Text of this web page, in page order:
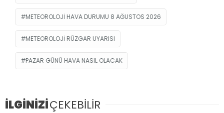
METEOROLOJI HAVA DURUMU 8 AĞUSTOS 2026
METEOROLOJI RÜZGAR UYARISI
PAZAR GÜNÜ HAVA NASIL OLACAK
İLGİNİZİÇEKEBİLİR